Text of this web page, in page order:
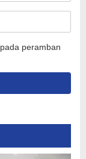
peramban